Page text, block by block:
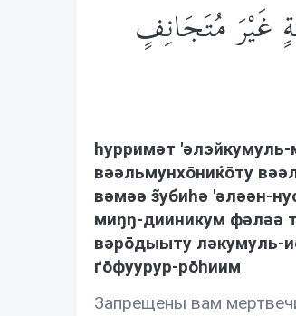
مُتَجَانِفٍ
hурримəт
вəəльмунхōниќōту
вəмəə з̃убиhə 'əлəəн-
миŋŋ-дииникум фəлəə
вəрōдыыту лəкумуль-
ґōфуурур-рōhиим
Запрещены вам